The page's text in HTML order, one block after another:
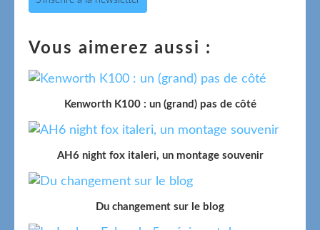
Vous aimerez aussi :
Kenworth K100 : un (grand) pas de côté
AH6 night fox italeri, un montage souvenir
Du changement sur le blog